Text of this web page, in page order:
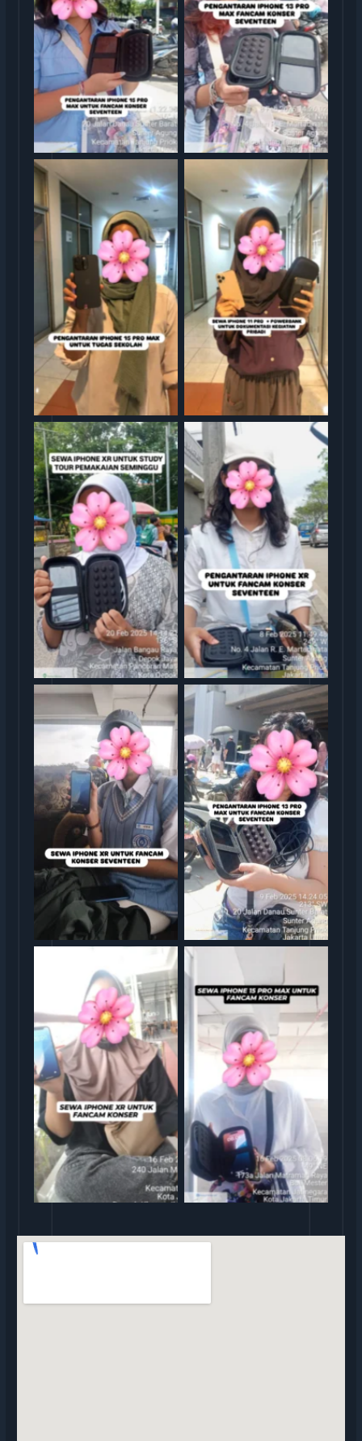
Sewa iphone Sewa iphone jakarta
Sewa iphone jakarta Sewa iphone jakarta
Sewa iphone jakarta Sewa iphone jakarta
rental iphone jakarta rental iphone jakarta
rental iphone jakarta rental iphone